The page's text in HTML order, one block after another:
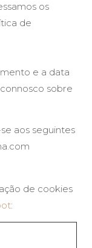
os
de
e a data
sobre
aos seguintes
de cookies
: